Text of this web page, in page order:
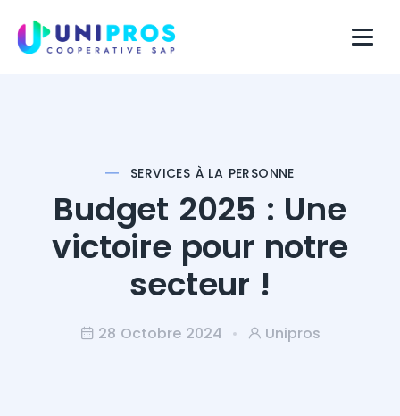
SERVICES À LA PERSONNE
Budget 2025 : Une
victoire pour notre
secteur !
28 Octobre 2024 Unipros